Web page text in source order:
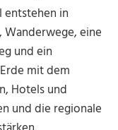
entstehen in
eine
und ein
mit dem
Hotels und
und die regionale